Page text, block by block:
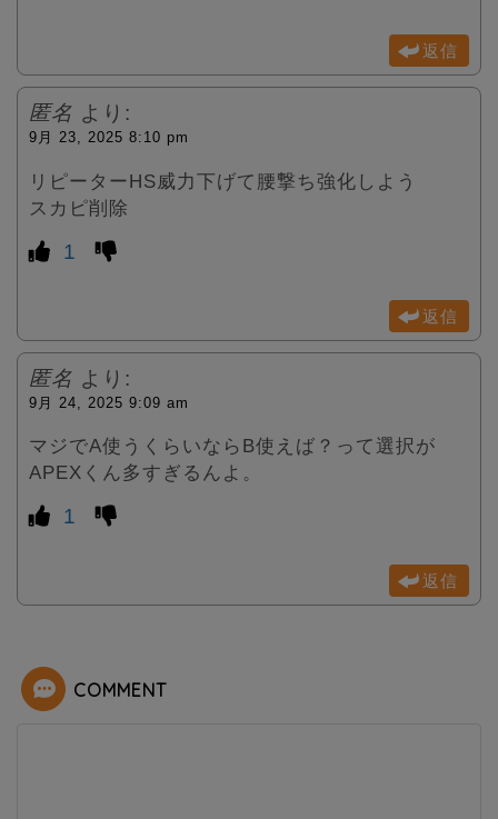
返信
匿名 より:
9月 23, 2025 8:10 pm
リピーターHS威力下げて腰撃ち強化しよう
スカピ削除
1
返信
匿名 より:
9月 24, 2025 9:09 am
マジでA使うくらいならB使えば？って選択が
APEXくん多すぎるんよ。
1
返信
COMMENT